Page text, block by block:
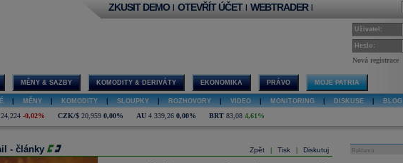
ZKUSIT DEMO | OTEVŘÍT ÚČET | WEBTRADER |
Uživatel:
Heslo:
Nová registrace
MĚNY & SAZBY KOMODITY & DERIVÁTY EKONOMIKA PRÁVO MOJE PATRIA
MĚNY KOMODITY SLOUPKY ROZHOVORY VIDEO MONITORING DISKUSE BLOG
24,224 -0,02% CZK/$ 20,959 0,00% AU 4 339,26 0,00% BRT 83,08 4,61%
Zpět Tisk Diskutuj
- články Reklama